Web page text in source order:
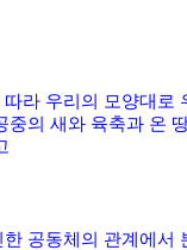
라 우리의 모양대로
중의 새와 육축과 온
공동체의 관계에서